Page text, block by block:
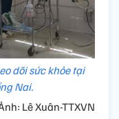
dõi sức khỏe tại
Nai.
Lê Xuân-TTXVN